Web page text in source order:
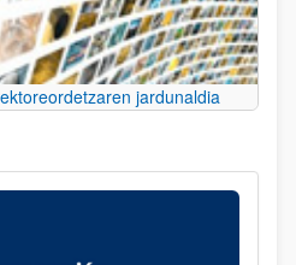
jardunaldia